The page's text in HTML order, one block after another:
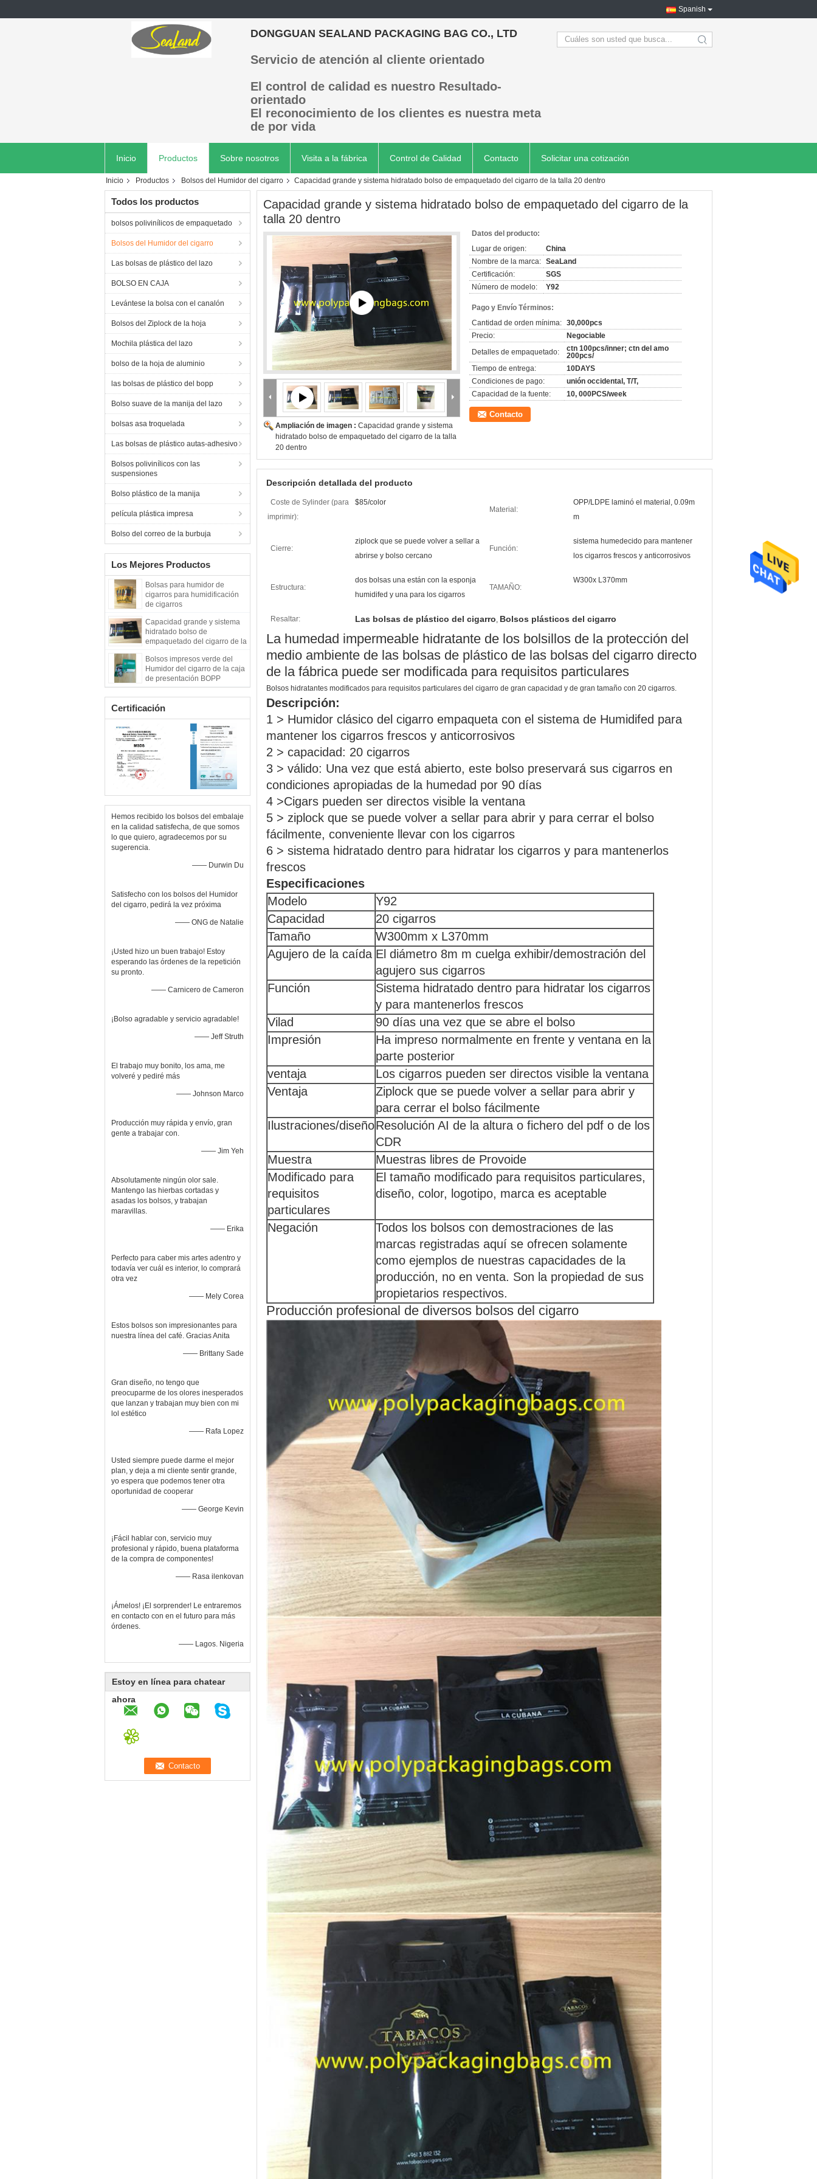
Spanish
DONGGUAN SEALAND PACKAGING BAG CO., LTD
Servicio de atención al cliente orientado
El control de calidad es nuestro Resultado-
orientado
El reconocimiento de los clientes es nuestra meta
de por vida
search
Inicio Productos Sobre nosotros Visita a la fábrica Control de Calidad Contacto Solicitar una cotización
Inicio Productos Bolsos del Humidor del cigarro Capacidad grande y sistema hidratado bolso de empaquetado del cigarro de la talla 20 dentro
Todos los productos
bolsos polivinílicos de empaquetado
Bolsos del Humidor del cigarro
Las bolsas de plástico del lazo
BOLSO EN CAJA
Levántese la bolsa con el canalón
Bolsos del Ziplock de la hoja
Mochila plástica del lazo
bolso de la hoja de aluminio
las bolsas de plástico del bopp
Bolso suave de la manija del lazo
bolsas asa troquelada
Las bolsas de plástico autas-adhesivo
Bolsos polivinílicos con las
suspensiones
Bolso plástico de la manija
película plástica impresa
Bolso del correo de la burbuja
Los Mejores Productos
Bolsas para humidor de
cigarros para humidificación
de cigarros
Capacidad grande y sistema
hidratado bolso de
empaquetado del cigarro de la
Bolsos impresos verde del
Humidor del cigarro de la caja
de presentación BOPP
Certificación
Hemos recibido los bolsos del embalaje
en la calidad satisfecha, de que somos
lo que quiero, agradecemos por su
sugerencia.
—— Durwin Du
Satisfecho con los bolsos del Humidor
del cigarro, pedirá la vez próxima
—— ONG de Natalie
¡Usted hizo un buen trabajo! Estoy
esperando las órdenes de la repetición
su pronto.
—— Carnicero de Cameron
¡Bolso agradable y servicio agradable!
—— Jeff Struth
El trabajo muy bonito, los ama, me
volveré y pediré más
—— Johnson Marco
Producción muy rápida y envío, gran
gente a trabajar con.
—— Jim Yeh
Absolutamente ningún olor sale.
Mantengo las hierbas cortadas y
asadas los bolsos, y trabajan
maravillas.
—— Erika
Perfecto para caber mis artes adentro y
todavía ver cuál es interior, lo comprará
otra vez
—— Mely Corea
Estos bolsos son impresionantes para
nuestra línea del café. Gracias Anita
—— Brittany Sade
Gran diseño, no tengo que
preocuparme de los olores inesperados
que lanzan y trabajan muy bien con mi
lol estético
—— Rafa Lopez
Usted siempre puede darme el mejor
plan, y deja a mi cliente sentir grande,
yo espera que podemos tener otra
oportunidad de cooperar
—— George Kevin
¡Fácil hablar con, servicio muy
profesional y rápido, buena plataforma
de la compra de componentes!
—— Rasa ilenkovan
¡Ámelos! ¡El sorprender! Le entraremos
en contacto con en el futuro para más
órdenes.
—— Lagos. Nigeria
Estoy en línea para chatear
ahora
Capacidad grande y sistema hidratado bolso de empaquetado del cigarro de la
talla 20 dentro
Ampliación de imagen : Capacidad grande y sistema
hidratado bolso de empaquetado del cigarro de la talla
20 dentro
Datos del producto:
Lugar de origen:
China
Nombre de la marca: SeaLand
Certificación:
SGS
Número de modelo:
Y92
Pago y Envío Términos:
Cantidad de orden mínima: 30,000pcs
Precio:
Negociable
Detalles de empaquetado:
ctn 100pcs/inner; ctn del amo
200pcs/
Tiempo de entrega:
10DAYS
Condiciones de pago:
unión occidental, T/T,
Capacidad de la fuente:
10, 000PCS/week
Contacto
Descripción detallada del producto
Coste de Sylinder (para
imprimir):
$85/color
Material:
OPP/LDPE laminó el material, 0.09m
m
Cierre:
ziplock que se puede volver a sellar a
abrirse y bolso cercano
Función:
sistema humedecido para mantener
los cigarros frescos y anticorrosivos
Estructura:
dos bolsas una están con la esponja
humidifed y una para los cigarros
TAMAÑO:
W300x L370mm
Resaltar: Las bolsas de plástico del cigarro, Bolsos plásticos del cigarro
La humedad impermeable hidratante de los bolsillos de la protección del
medio ambiente de las bolsas de plástico de las bolsas del cigarro directo
de la fábrica puede ser modificada para requisitos particulares
Bolsos hidratantes modificados para requisitos particulares del cigarro de gran capacidad y de gran tamaño con 20 cigarros.
Descripción:
1 > Humidor clásico del cigarro empaqueta con el sistema de Humidifed para
mantener los cigarros frescos y anticorrosivos
2 > capacidad: 20 cigarros
3 > válido: Una vez que está abierto, este bolso preservará sus cigarros en
condiciones apropiadas de la humedad por 90 días
4 >Cigars pueden ser directos visible la ventana
5 > ziplock que se puede volver a sellar para abrir y para cerrar el bolso
fácilmente, conveniente llevar con los cigarros
6 > sistema hidratado dentro para hidratar los cigarros y para mantenerlos
frescos
Especificaciones
Modelo
Y92
Capacidad
20 cigarros
Tamaño
W300mm x L370mm
Agujero de la caída El diámetro 8m m cuelga exhibir/demostración del
agujero sus cigarros
Función
Sistema hidratado dentro para hidratar los cigarros
y para mantenerlos frescos
Vilad
90 días una vez que se abre el bolso
Impresión
Ha impreso normalmente en frente y ventana en la
parte posterior
ventaja
Los cigarros pueden ser directos visible la ventana
Ventaja
Ziplock que se puede volver a sellar para abrir y
para cerrar el bolso fácilmente
Ilustraciones/diseñoResolución AI de la altura o fichero del pdf o de los
CDR
Muestra
Muestras libres de Provoide
Modificado para
requisitos
particulares
El tamaño modificado para requisitos particulares,
diseño, color, logotipo, marca es aceptable
Negación
Todos los bolsos con demostraciones de las
marcas registradas aquí se ofrecen solamente
como ejemplos de nuestras capacidades de la
producción, no en venta. Son la propiedad de sus
propietarios respectivos.
Producción profesional de diversos bolsos del cigarro